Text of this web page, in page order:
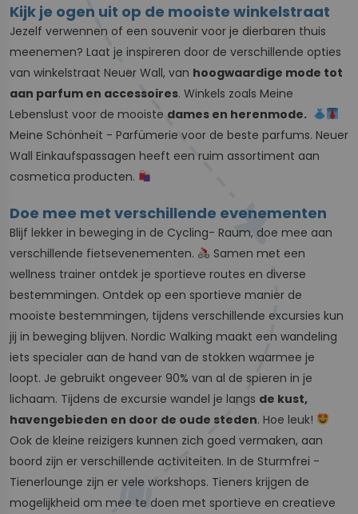
Kijk je ogen uit op de mooiste winkelstraat
Jezelf verwennen of een souvenir voor je dierbaren thuis
meenemen? Laat je inspireren door de verschillende opties
van winkelstraat Neuer Wall, van hoogwaardige mode tot
aan parfum en accessoires. Winkels zoals Meine
Lebenslust voor de mooiste dames en herenmode.
Meine Schönheit - Parfümerie voor de beste parfums. Neuer
Wall Einkaufspassagen heeft een ruim assortiment aan
cosmetica producten.
Doe mee met verschillende evenementen
Blijf lekker in beweging in de Cycling- Raum, doe mee aan
verschillende fietsevenementen.
Samen met een
wellness trainer ontdek je sportieve routes en diverse
bestemmingen. Ontdek op een sportieve manier de
mooiste bestemmingen, tijdens verschillende excursies kun
jij in beweging blijven. Nordic Walking maakt een wandeling
iets specialer aan de hand van de stokken waarmee je
loopt. Je gebruikt ongeveer 90% van al de spieren in je
lichaam. Tijdens de excursie wandel je langs de kust,
havengebieden en door de oude steden. Hoe leuk!
Ook de kleine reizigers kunnen zich goed vermaken, aan
boord zijn er verschillende activiteiten. In de Sturmfrei -
Tienerlounge zijn er vele workshops. Tieners krijgen de
mogelijkheid om mee te doen met sportieve en creatieve